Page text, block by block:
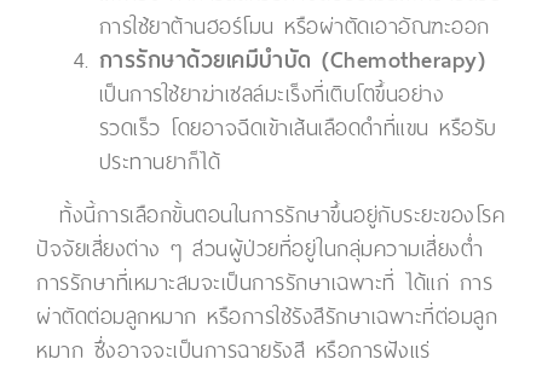
การใช้ยาต้านฮอร์โมน หรือผ่าตัดเอาอัณฑะออก
การรักษาด้วยเคมีบำบัด (Chemotherapy)
เป็นการใช้ยาฆ่าเซลล์มะเร็งที่เติบโตขึ้นอย่าง
รวดเร็ว โดยอาจฉีดเข้าเส้นเลือดดำที่แขน หรือรับ
ประทานยาก็ได้
ทั้งนี้การเลือกขั้นตอนในการรักษาขึ้นอยู่กับระยะของโรค
ปัจจัยเสี่ยงต่าง ๆ ส่วนผู้ป่วยที่อยู่ในกลุ่มความเสี่ยงต่ำ
การรักษาที่เหมาะสมจะเป็นการรักษาเฉพาะที่ ได้แก่ การ
ผ่าตัดต่อมลูกหมาก หรือการใช้รังสีรักษาเฉพาะที่ต่อมลูก
หมาก ซึ่งอาจจะเป็นการฉายรังสี หรือการฝังแร่